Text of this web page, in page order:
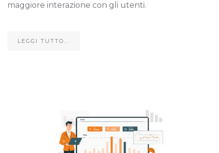
maggiore interazione con gli utenti.
LEGGI TUTTO...